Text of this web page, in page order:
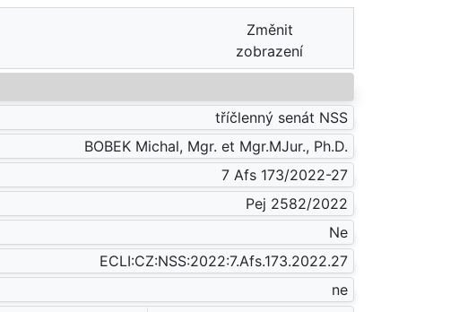
Změnit
zobrazení
tříčlenný senát NSS
BOBEK Michal, Mgr. et Mgr.MJur., Ph.D.
7 Afs 173/2022-27
Pej 2582/2022
Ne
ECLI:CZ:NSS:2022:7.Afs.173.2022.27
ne